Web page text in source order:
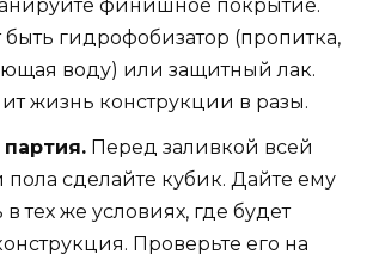
финишное покрытие.
быть гидрофобизатор (пропитка,
воду) или защитный лак.
жизнь конструкции в разы.
Перед заливкой всей
пола сделайте кубик. Дайте ему
в тех же условиях, где будет
Проверьте его на